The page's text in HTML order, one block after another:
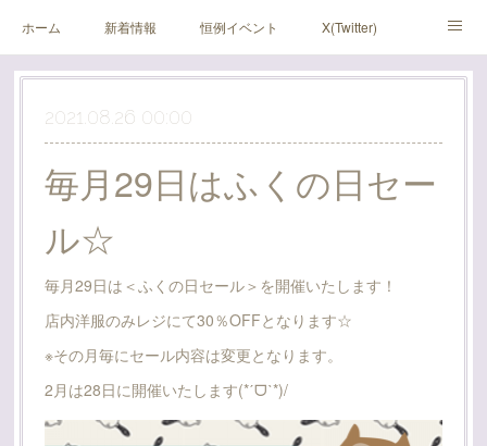
ホーム 新着情報 恒例イベント X(Twitter)
アメブロ Instagram
2021.08.26 00:00
毎月29日はふくの日セー
ル☆
毎月29日は＜ふくの日セール＞を開催いたします！
店内洋服のみレジにて30％OFFとなります☆
※その月毎にセール内容は変更となります。
2月は28日に開催いたします(*ˊᗜˋ*)/